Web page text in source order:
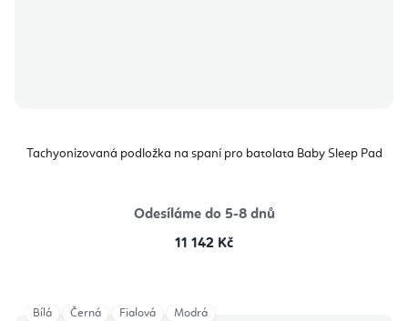
Tachyonizovaná podložka na spaní pro batolata Baby Sleep Pad
Odesíláme do 5-8 dnů
11 142 Kč
Bílá Černá Fialová Modrá